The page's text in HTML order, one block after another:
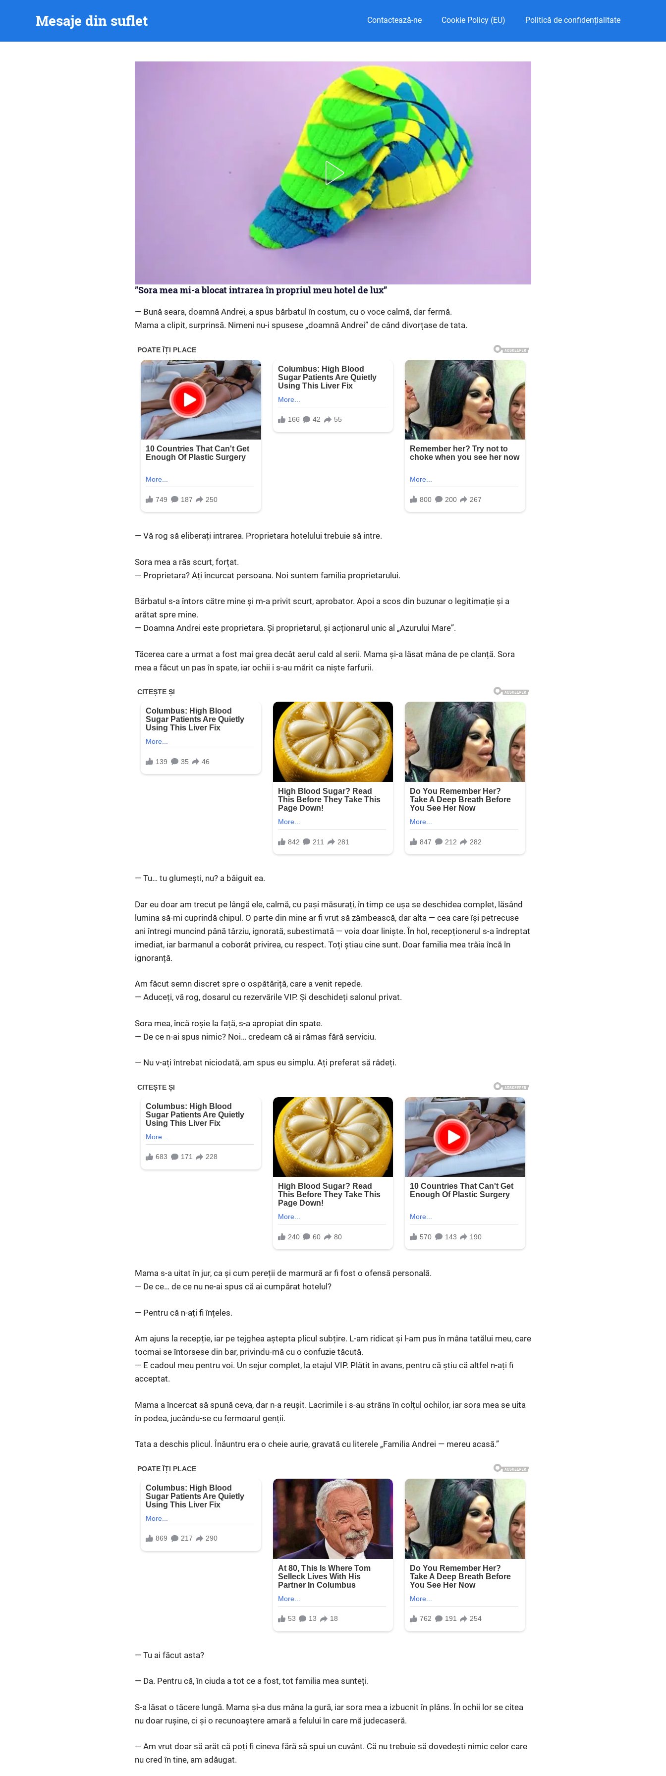
Mesaje din suflet Contactează-ne Cookie Policy (EU) Politică de confidențialitate
”Sora mea mi-a blocat intrarea în propriul meu hotel de lux”
— Bună seara, doamnă Andrei, a spus bărbatul în costum, cu o voce calmă, dar fermă.
Mama a clipit, surprinsă. Nimeni nu-i spusese „doamnă Andrei” de când divorțase de tata.
— Vă rog să eliberați intrarea. Proprietara hotelului trebuie să intre.
Sora mea a râs scurt, forțat.
— Proprietara? Ați încurcat persoana. Noi suntem familia proprietarului.
Bărbatul s-a întors către mine și m-a privit scurt, aprobator. Apoi a scos din buzunar o legitimație și a
arătat spre mine.
— Doamna Andrei este proprietara. Și proprietarul, și acționarul unic al „Azurului Mare”.
Tăcerea care a urmat a fost mai grea decât aerul cald al serii. Mama și-a lăsat mâna de pe clanță. Sora
mea a făcut un pas în spate, iar ochii i s-au mărit ca niște farfurii.
— Tu… tu glumești, nu? a bâiguit ea.
Dar eu doar am trecut pe lângă ele, calmă, cu pași măsurați, în timp ce ușa se deschidea complet, lăsând
lumina să-mi cuprindă chipul. O parte din mine ar fi vrut să zâmbească, dar alta — cea care își petrecuse
ani întregi muncind până târziu, ignorată, subestimată — voia doar liniște. În hol, recepționerul s-a îndreptat
imediat, iar barmanul a coborât privirea, cu respect. Toți știau cine sunt. Doar familia mea trăia încă în
ignoranță.
Am făcut semn discret spre o ospătăriță, care a venit repede.
— Aduceți, vă rog, dosarul cu rezervările VIP. Și deschideți salonul privat.
Sora mea, încă roșie la față, s-a apropiat din spate.
— De ce n-ai spus nimic? Noi… credeam că ai rămas fără serviciu.
— Nu v-ați întrebat niciodată, am spus eu simplu. Ați preferat să râdeți.
Mama s-a uitat în jur, ca și cum pereții de marmură ar fi fost o ofensă personală.
— De ce… de ce nu ne-ai spus că ai cumpărat hotelul?
— Pentru că n-ați fi înțeles.
Am ajuns la recepție, iar pe tejghea aștepta plicul subțire. L-am ridicat și l-am pus în mâna tatălui meu, care
tocmai se întorsese din bar, privindu-mă cu o confuzie tăcută.
— E cadoul meu pentru voi. Un sejur complet, la etajul VIP. Plătit în avans, pentru că știu că altfel n-ați fi
acceptat.
Mama a încercat să spună ceva, dar n-a reușit. Lacrimile i s-au strâns în colțul ochilor, iar sora mea se uita
în podea, jucându-se cu fermoarul genții.
Tata a deschis plicul. Înăuntru era o cheie aurie, gravată cu literele „Familia Andrei — mereu acasă.”
— Tu ai făcut asta?
— Da. Pentru că, în ciuda a tot ce a fost, tot familia mea sunteți.
S-a lăsat o tăcere lungă. Mama și-a dus mâna la gură, iar sora mea a izbucnit în plâns. În ochii lor se citea
nu doar rușine, ci și o recunoaștere amară a felului în care mă judecaseră.
— Am vrut doar să arăt că poți fi cineva fără să spui un cuvânt. Că nu trebuie să dovedești nimic celor care
nu cred în tine, am adăugat.